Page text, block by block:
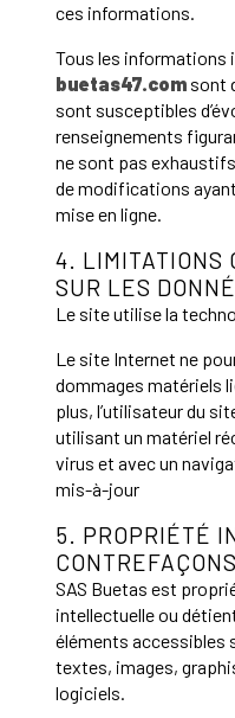
ces informations.
Tous les informations
buetas47.com sont
sont susceptibles
renseignements
ne sont pas
de modifications
mise en ligne.
4. LIMITATIONS
SUR LES
Le site utilise la
Le site Internet ne
dommages matériels
plus, l’utilisateur du
utilisant un matériel
virus et avec un
mis-à-jour
5. PROPRIÉTÉ
SAS Buetas est
intellectuelle ou
éléments accessibles
textes, images,
logiciels.